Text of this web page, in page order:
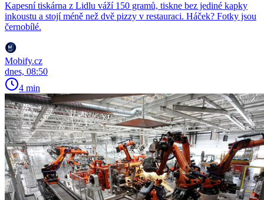
Kapesní tiskárna z Lidlu váží 150 gramů, tiskne bez jediné kapky
inkoustu a stojí méně než dvě pizzy v restauraci. Háček? Fotky jsou
černobílé.
Mobify.cz
dnes, 08:50
4 min